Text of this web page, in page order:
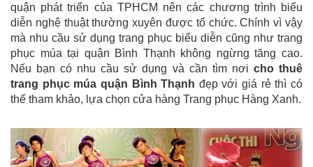
quận phát triển của TPHCM nên các chương trình biểu
diễn nghệ thuật thường xuyên được tổ chức. Chính vì vậy
mà nhu cầu sử dụng trang phục biểu diễn cũng như trang
phục múa tại quận Bình Thạnh không ngừng tăng cao.
Nếu bạn có nhu cầu sử dụng và cần tìm nơi cho thuê
trang phục múa quận Bình Thạnh đẹp với giá rẻ thì có
thể tham khảo, lựa chọn cửa hàng Trang phục Hàng Xanh.